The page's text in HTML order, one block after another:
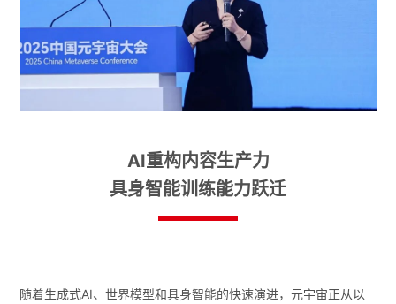
AI重构内容生产力
具身智能训练能力跃迁
随着生成式AI、世界模型和具身智能的快速演进，元宇宙正从以